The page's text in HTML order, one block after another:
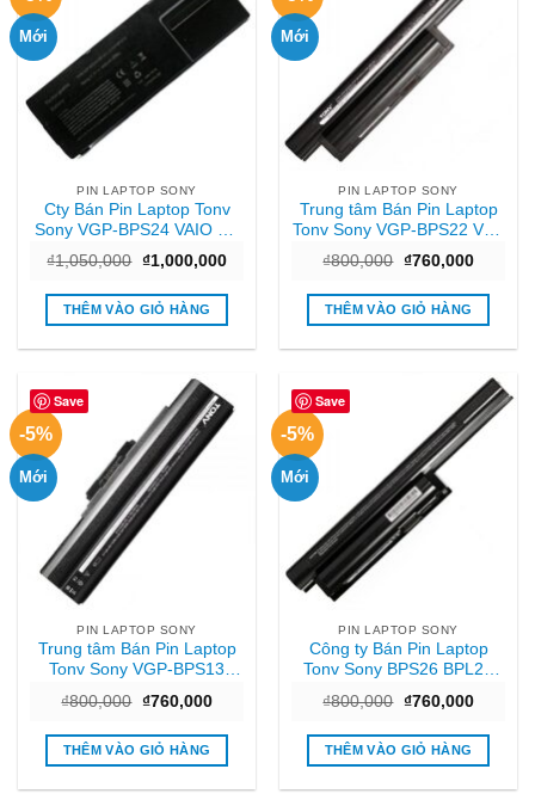
Mới
PIN LAPTOP SONY
Cty Bán Pin Laptop Tonv
Sony VGP-BPS24 VAIO SA
SB SC SD SE Giá rẻ
₫1,050,000 Giá
là:
₫1,050,000.
₫1,000,000Giá
tại
₫1,000,000.
THÊM VÀO GIỎ HÀNG
Mới
PIN LAPTOP SONY
Trung tâm Bán Pin Laptop
Tonv Sony VGP-BPS22 Vaio
VPCEA VPCEB VPCEE
Chất lượng
₫800,000 Giá
là:
₫800,000.
₫760,000Giá
tại
THÊM VÀO GIỎ HÀNG
Save
-5%
Mới
PIN LAPTOP SONY
Trung tâm Bán Pin Laptop
Tonv Sony VGP-BPS13
Giá tốt
₫800,000 Giá
là:
₫800,000.
₫760,000Giá
tại
₫760,000.
THÊM VÀO GIỎ HÀNG
Save
-5%
Mới
PIN LAPTOP SONY
Công ty Bán Pin Laptop
Tonv Sony BPS26 BPL26
Tphcm
₫800,000 Giá
là:
₫800,000.
₫760,000Giá
tại
THÊM VÀO GIỎ HÀNG